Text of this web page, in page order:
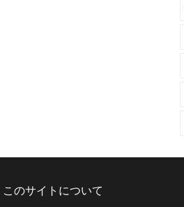
このサイトについて